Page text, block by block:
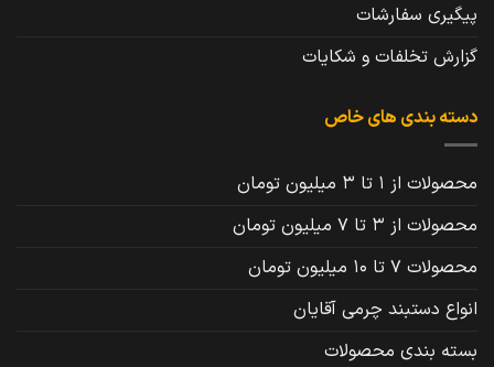
پیگیری سفارشات
گزارش تخلفات و شکایات
دسته بندی های خاص
محصولات از 1 تا 3 میلیون تومان
محصولات از 3 تا 7 میلیون تومان
محصولات 7 تا 10 میلیون تومان
انواع دستبند چرمی آقایان
بسته بندی محصولات